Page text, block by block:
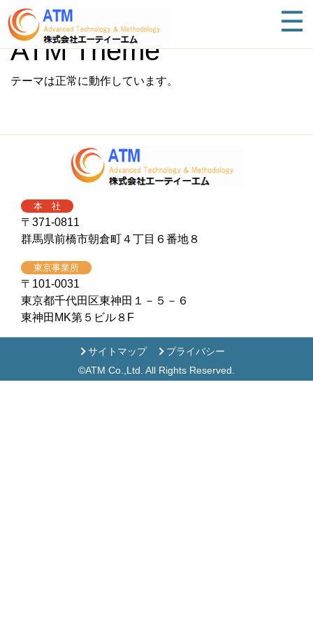
ATM Theme
テーマは正常に動作しています。
本 社
〒371-0811
群馬県前橋市朝倉町４丁目６番地８
東京事業所
〒101-0031
東京都千代田区東神田１－５－６
東神田MK第５ビル８F
サイトマップ
プライバシー
©ATM Co.,Ltd. All Rights Reserved.